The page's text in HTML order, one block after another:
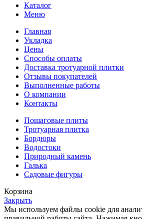
Каталог
Меню
Главная
Укладка
Цены
Способы оплаты
Доставка тротуарной плитки
Отзывы покупателей
Выполненные работы
О компании
Контакты
Пошаговые плиты
Тротуарная плитка
Бордюры
Водостоки
Природный камень
Галька
Садовые фигуры
Корзина
Закрыть
Мы используем файлы cookie для